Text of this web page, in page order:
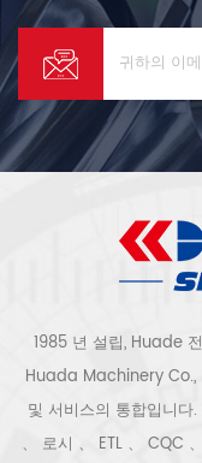
1985 년 설립, Huade
Huada Machinery Co.,
및 서비스의 통합입니
、 로시 、 ETL 、 CQC